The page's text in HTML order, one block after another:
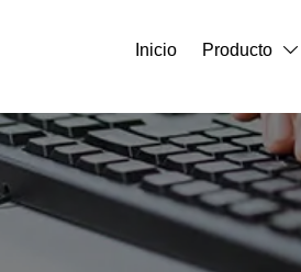
Inicio Producto 